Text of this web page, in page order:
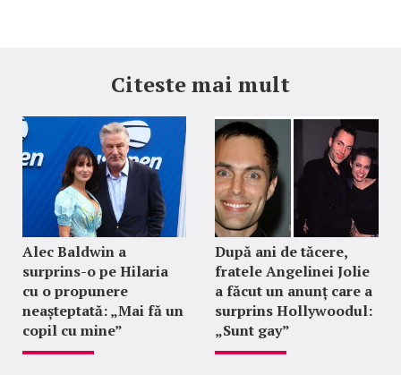
Citeste mai mult
Alec Baldwin a
surprins-o pe Hilaria
cu o propunere
neașteptată: „Mai fă un
copil cu mine”
După ani de tăcere,
fratele Angelinei Jolie
a făcut un anunț care a
surprins Hollywoodul:
„Sunt gay”